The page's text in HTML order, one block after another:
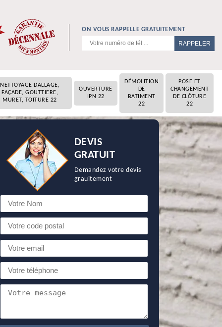
ON VOUS RAPPELLE GRATUITEMENT
NETTOYAGE DALLAGE,
FAÇADE, GOUTTIERE,
MURET, TOITURE 22
OUVERTURE
IPN 22
DÉMOLITION
DE
BATIMENT
22
POSE ET
CHANGEMENT
DE CLÔTURE
22
DEVIS
GRATUIT
Demandez votre devis
grauitement